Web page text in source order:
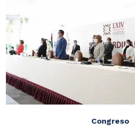
Congreso